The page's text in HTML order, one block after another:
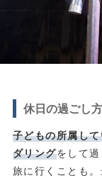
休日の過ごし
子どもの所属し
ダリングをして
旅に行くことも